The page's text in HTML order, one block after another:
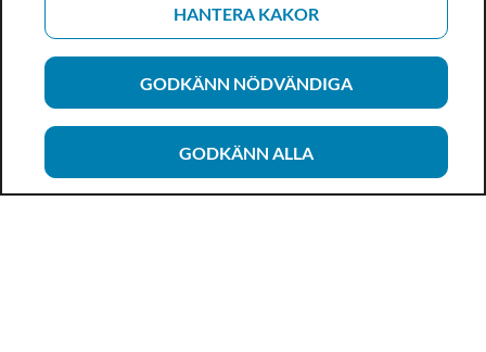
HANTERA KAKOR
GODKÄNN NÖDVÄNDIGA
GODKÄNN ALLA